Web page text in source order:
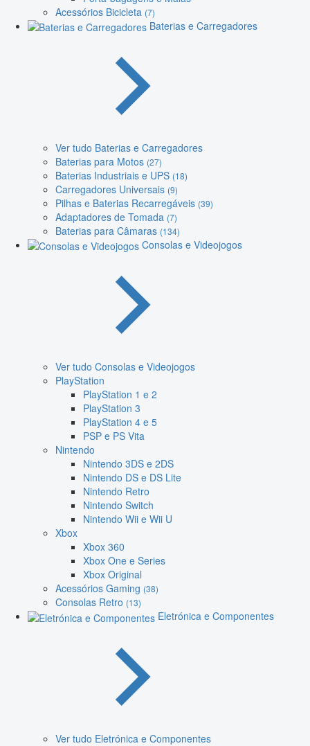
Acessórios Bicicleta (7)
Baterias e Carregadores
Ver tudo Baterias e Carregadores
Baterias para Motos (27)
Baterias Industriais e UPS (18)
Carregadores Universais (9)
Pilhas e Baterias Recarregáveis (39)
Adaptadores de Tomada (7)
Baterias para Câmaras (134)
Consolas e Videojogos
Ver tudo Consolas e Videojogos
PlayStation
PlayStation 1 e 2
PlayStation 3
PlayStation 4 e 5
PSP e PS Vita
Nintendo
Nintendo 3DS e 2DS
Nintendo DS e DS Lite
Nintendo Retro
Nintendo Switch
Nintendo Wii e Wii U
Xbox
Xbox 360
Xbox One e Series
Xbox Original
Acessórios Gaming (38)
Consolas Retro (13)
Eletrónica e Componentes
Ver tudo Eletrónica e Componentes